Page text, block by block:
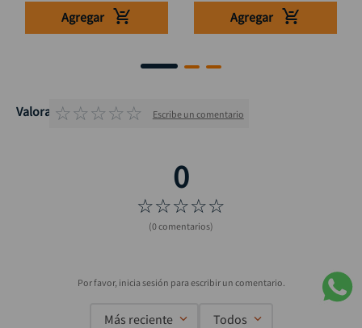
Agregar Agregar
Valoraciones
☆☆☆☆☆ Escribe un comentario
☆☆☆☆☆
(0 comentarios)
Más reciente Todos